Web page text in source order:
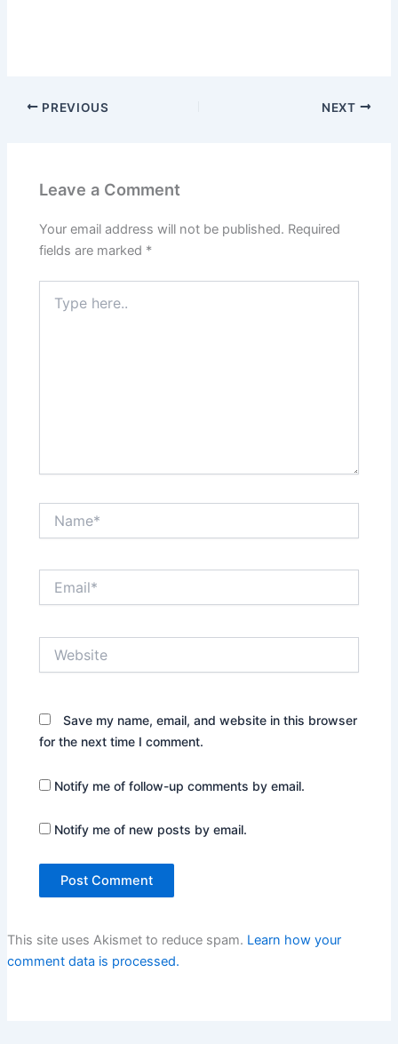
PREVIOUS NEXT
Leave a Comment
Your email address will not be published. Required
fields are marked *
here..
Save my name, email, and website in this browser
for the next time I comment.
Notify me of follow-up comments by email.
Notify me of new posts by email.
This site uses Akismet to reduce spam. Learn how your
comment data is processed.